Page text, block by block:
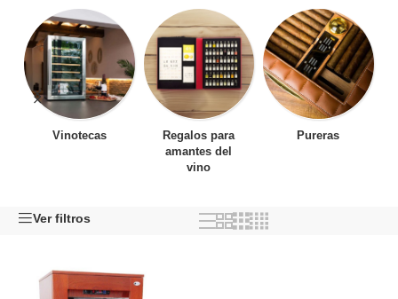
Vinotecas
Regalos para
amantes del
vino
Pureras
Ver filtros